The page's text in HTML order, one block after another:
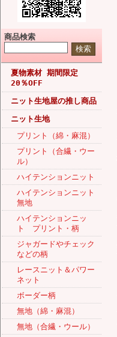
商品検索
夏物素材 期間限定
20％OFF
ニット生地屋の推し商品
ニット生地
プリント（綿・麻混）
プリント（合繊・ウー
ル）
ハイテンションニット
ハイテンションニット
無地
ハイテンションニッ
ト プリント・柄
ジャガードやチェック
などの柄
レースニット＆パワー
ネット
ボーダー柄
無地（綿・麻混）
無地（合繊・ウール）